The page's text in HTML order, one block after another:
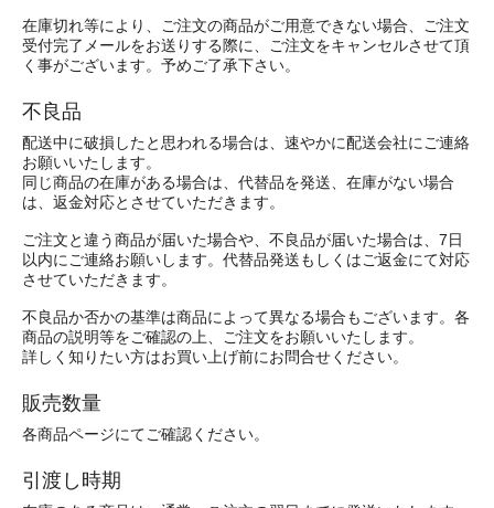
在庫切れ等により、ご注文の商品がご用意できない場合、ご注文
受付完了メールをお送りする際に、ご注文をキャンセルさせて頂
く事がございます。予めご了承下さい。
不良品
配送中に破損したと思われる場合は、速やかに配送会社にご連絡
お願いいたします。
同じ商品の在庫がある場合は、代替品を発送、在庫がない場合
は、返金対応とさせていただきます。
ご注文と違う商品が届いた場合や、不良品が届いた場合は、7日
以内にご連絡お願いします。代替品発送もしくはご返金にて対応
させていただきます。
不良品か否かの基準は商品によって異なる場合もございます。各
商品の説明等をご確認の上、ご注文をお願いいたします。
詳しく知りたい方はお買い上げ前にお問合せください。
販売数量
各商品ページにてご確認ください。
引渡し時期